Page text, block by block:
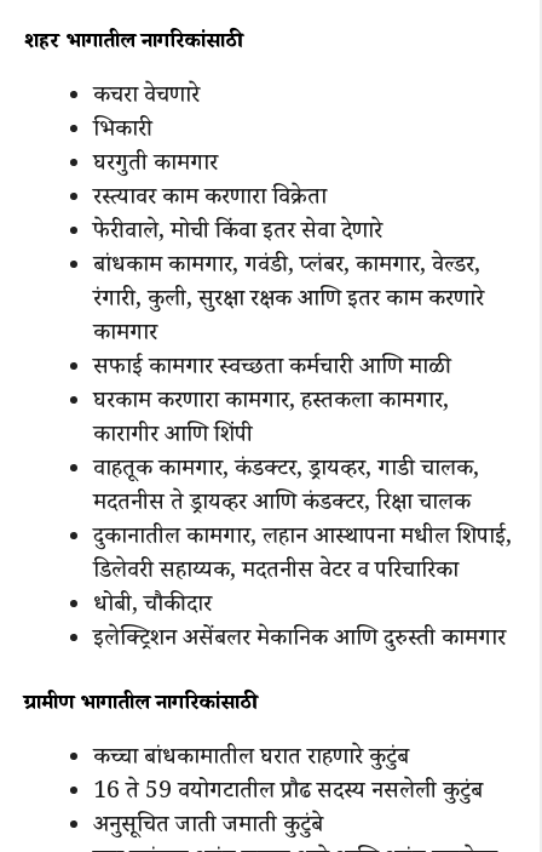
शहरी भागातील नागरिकांसाठी
कचरा वेचणारे
भिकारी
घरगुती कामगार
रस्त्यावर काम करणारा विक्रेता
फेरीवाले, मोची किंवा इतर सेवा देणारे
बांधकाम कामगार, गवंडी, प्लंबर, कामगार, वेल्डर,
रंगारी, कुली, सुरक्षा रक्षक आणि इतर काम करणारे
कामगार
सफाई कामगार स्वच्छता कर्मचारी आणि माळी
घरकाम करणारा कामगार, हस्तकला कामगार,
कारागीर आणि शिंपी
वाहतूक कामगार, कंडक्टर, ड्रायव्हर, गाडी चालक,
मदतनीस ते ड्रायव्हर आणि कंडक्टर, रिक्षा चालक
दुकानातील कामगार, लहान आस्थापना मधील शिपाई,
डिलेवरी सहाय्यक, मदतनीस वेटर व परिचारिका
धोबी, चौकीदार
इलेक्ट्रिशन असेंबलर मेकानिक आणि दुरुस्ती कामगार
ग्रामीण भागातील नागरिकांसाठी
कच्चा बांधकामातील घरात राहणारे कुटुंब
16 ते 59 वयोगटातील प्रौढ सदस्य नसलेली कुटुंब
अनुसूचित जाती जमाती कुटुंबे